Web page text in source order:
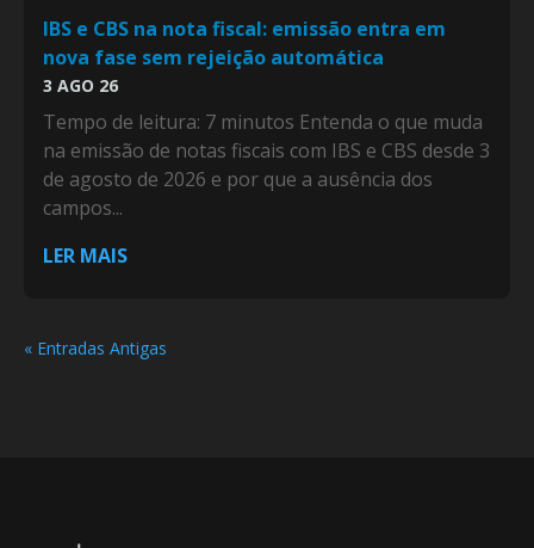
IBS e CBS na nota fiscal: emissão entra em
nova fase sem rejeição automática
3 AGO 26
Tempo de leitura: 7 minutos Entenda o que muda
na emissão de notas fiscais com IBS e CBS desde 3
de agosto de 2026 e por que a ausência dos
campos...
LER MAIS
« Entradas Antigas